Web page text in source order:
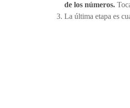
de los números.
La última etapa es